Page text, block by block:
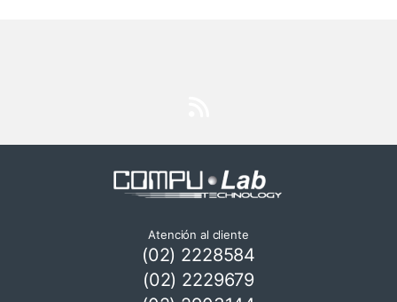
Atención al cliente
(02) 2228584
(02) 2229679